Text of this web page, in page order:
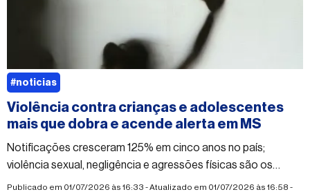
Violência contra crianças e adolescentes
mais que dobra e acende alerta em MS
Notificações cresceram 125% em cinco anos no país;
violência sexual, negligência e agressões físicas são os
casos mais registrados
Publicado em 01/07/2026 às 16:33 - Atualizado em 01/07/2026 às 16:58 -
#noticias